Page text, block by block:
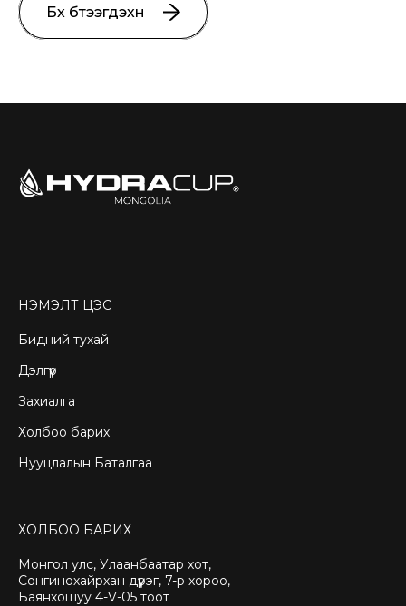
Бүх бүтээгдэхүүн
ХОЛБОО БАРИХ
Монгол улс, Улаанбаатар хот,
Сонгинохайрхан дүүрэг, 7-р хороо,
Баянхошуу 4-V-05 тоот
НЭМЭЛТ ЦЭС
Бидний тухай
Дэлгүүр
Захиалга
Холбоо барих
Нууцлалын Баталгаа